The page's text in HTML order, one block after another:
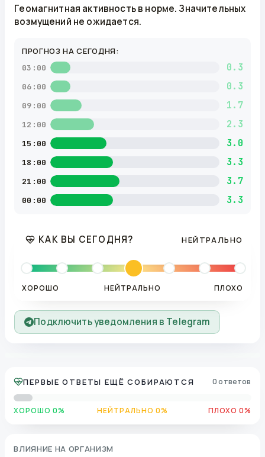
Геомагнитная активность в норме. Значительных
возмущений не ожидается.
ПРОГНОЗ НА СЕГОДНЯ:
03:00 0.3
06:00 0.3
09:00 1.7
12:00 2.3
15:00 3.0
18:00 3.3
21:00 3.7
00:00 3.3
КАК ВЫ СЕГОДНЯ? НЕЙТРАЛЬНО
ХОРОШО НЕЙТРАЛЬНО ПЛОХО
Подключить уведомления в Telegram
ПЕРВЫЕ ОТВЕТЫ ЕЩЁ СОБИРАЮТСЯ 0 ответов
ХОРОШО 0% НЕЙТРАЛЬНО 0% ПЛОХО 0%
ВЛИЯНИЕ НА ОРГАНИЗМ